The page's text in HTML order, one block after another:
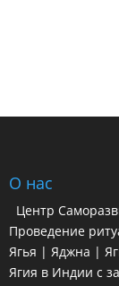
О нас
Центр
Проведение
Ягья | Яджна |
Ягия в Индии с